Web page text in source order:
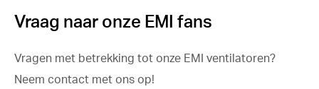
Vraag naar onze EMI fans
Vragen met betrekking tot onze EMI ventilatoren?
Neem contact met ons op!